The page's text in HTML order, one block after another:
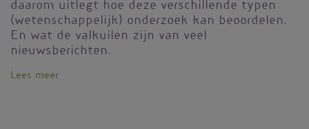
daarom uitlegt hoe deze verschillende typen
(wetenschappelijk) onderzoek kan beoordelen.
En wat de valkuilen zijn van veel
nieuwsberichten.
Lees meer